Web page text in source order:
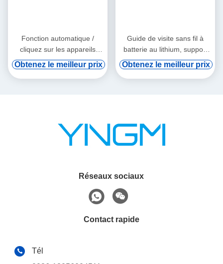
Fonction automatique /
cliquez sur les appareils
audio tourne-tourne
Obtenez le meilleur prix
Guide de visite sans fil à
batterie au lithium, support
de vod numérique et
induction automatique
Obtenez le meilleur prix
Réseaux sociaux
Contact rapide
Tél